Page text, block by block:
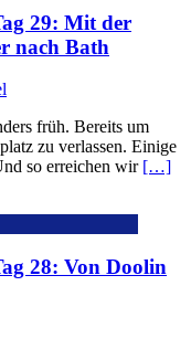
29: Mit der
nach Bath
früh. Bereits um
zu verlassen. Einige
so erreichen wir […]
28: Von Doolin